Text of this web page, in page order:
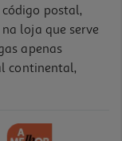
postal,
loja que serve
apenas
continental,